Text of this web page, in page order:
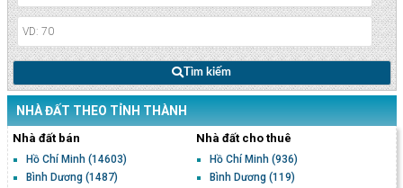
Tìm kiếm
NHÀ ĐẤT THEO TỈNH THÀNH
Nhà đất bán
Hồ Chí Minh (14603)
Bình Dương (1487)
Nhà đất cho thuê
Hồ Chí Minh (936)
Bình Dương (119)